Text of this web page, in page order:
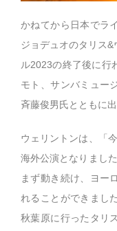
かねてから日本でラ
ジョデュオのタリス
ル2023の終了後に行
モト、サンバミュー
斉藤俊男氏とともに出
ウェリントンは、「
海外公演となりまし
まず動き続け、ヨー
れることができまし
秋葉原に行ったタリ